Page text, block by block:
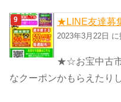
★LINE友達募
2023年3月22日
★☆お宝中古市
なクーポンかもらえた